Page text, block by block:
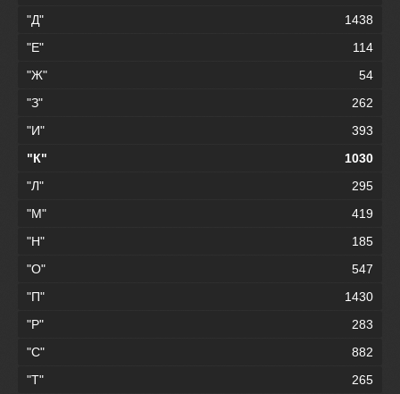
"Д"
1438
"Е"
114
"Ж"
54
"З"
262
"И"
393
"К"
1030
"Л"
295
"М"
419
"Н"
185
"О"
547
"П"
1430
"Р"
283
"С"
882
"Т"
265